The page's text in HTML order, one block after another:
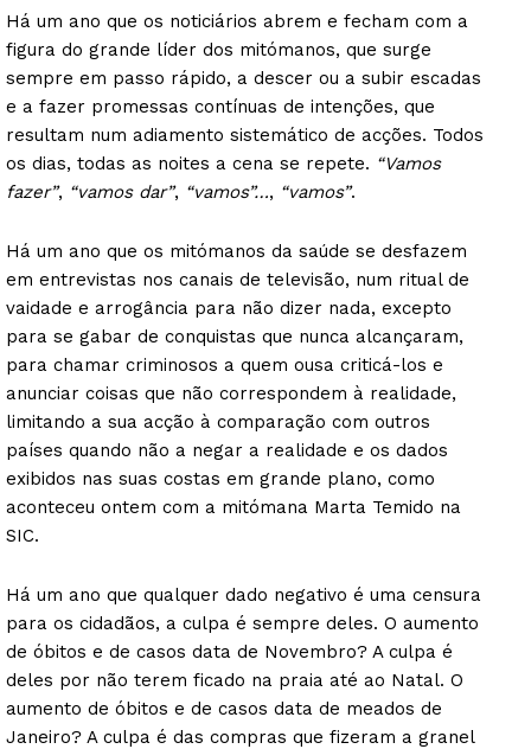
Há um ano que os noticiários abrem e fecham com a
figura do grande líder dos mitómanos, que surge
sempre em passo rápido, a descer ou a subir escadas
e a fazer promessas contínuas de intenções, que
resultam num adiamento sistemático de acções. Todos
os dias, todas as noites a cena se repete. “Vamos
fazer”, “vamos dar”, “vamos”…, “vamos”.
Há um ano que os mitómanos da saúde se desfazem
em entrevistas nos canais de televisão, num ritual de
vaidade e arrogância para não dizer nada, excepto
para se gabar de conquistas que nunca alcançaram,
para chamar criminosos a quem ousa criticá-los e
anunciar coisas que não correspondem à realidade,
limitando a sua acção à comparação com outros
países quando não a negar a realidade e os dados
exibidos nas suas costas em grande plano, como
aconteceu ontem com a mitómana Marta Temido na
SIC.
Há um ano que qualquer dado negativo é uma censura
para os cidadãos, a culpa é sempre deles. O aumento
de óbitos e de casos data de Novembro? A culpa é
deles por não terem ficado na praia até ao Natal. O
aumento de óbitos e de casos data de meados de
Janeiro? A culpa é das compras que fizeram a granel